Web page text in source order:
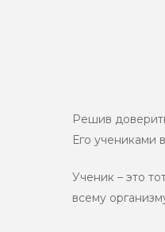
Решив
Его учениками
Ученик – это
всему